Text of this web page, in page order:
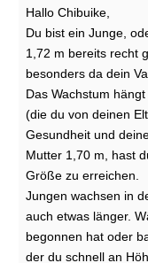
Hallo Chibuike,
Du bist ein Junge,
1,72 m bereits recht
besonders da dein
Das Wachstum
(die du von deinen
Gesundheit und
Mutter 1,70 m, hast
Größe zu erreichen.
Jungen wachsen in
auch etwas länger.
begonnen hat oder
der du schnell an